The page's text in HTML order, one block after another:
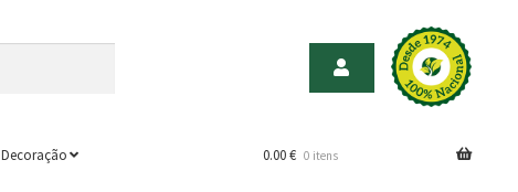
Decoração 0.00€ 0 itens